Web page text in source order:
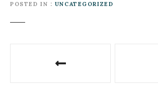
POSTED IN UNCATEGORIZED